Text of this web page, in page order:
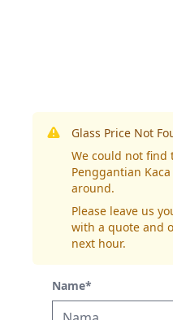
Glass Price Not
We could not find
Penggantian
around.
Please leave us
with a quote and
next hour.
Name*